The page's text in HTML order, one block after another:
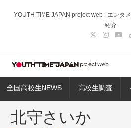
ス
ッ
YOUTH TIME JAPAN project web | エンタ
紹介
全国高校生NEWS 高校生調査
北守さいか